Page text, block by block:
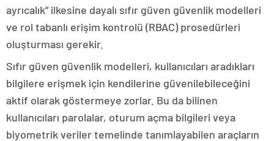
ayrıcalık” ilkesine dayalı sıfır güven güvenlik modelleri
ve rol tabanlı erişim kontrolü (RBAC) prosedürleri
oluşturması gerekir.
Sıfır güven güvenlik modelleri, kullanıcıları aradıkları
bilgilere erişmek için kendilerine güvenilebileceğini
aktif olarak göstermeye zorlar. Bu da bilinen
kullanıcıları parolalar, oturum açma bilgileri veya
biyometrik veriler temelinde tanımlayabilen araçların